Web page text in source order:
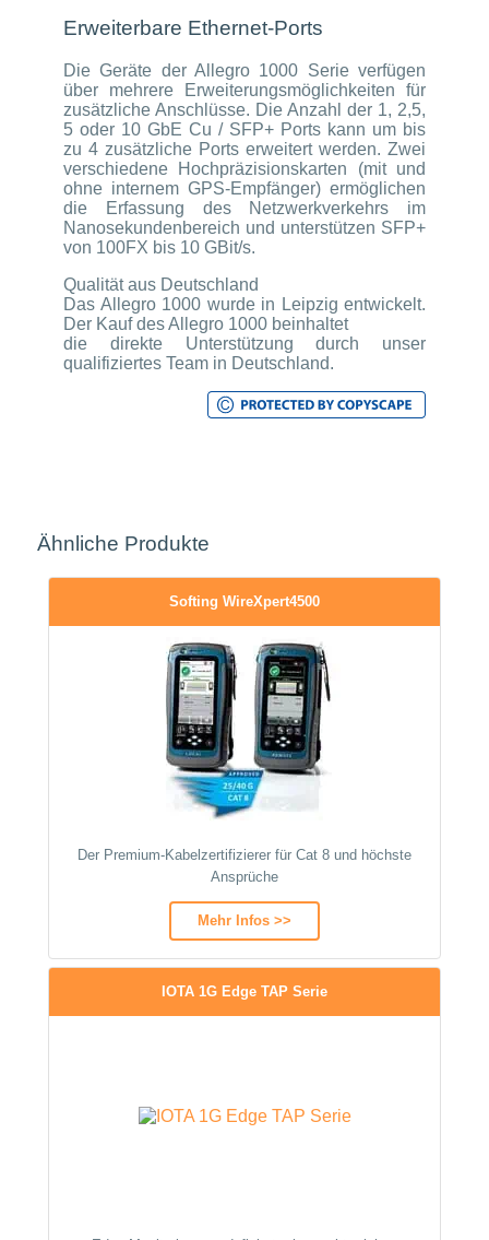
Erweiterbare Ethernet-Ports
Die Geräte der Allegro 1000 Serie verfügen
über mehrere Erweiterungsmöglichkeiten für
zusätzliche Anschlüsse. Die Anzahl der 1, 2,5,
5 oder 10 GbE Cu / SFP+ Ports kann um bis
zu 4 zusätzliche Ports erweitert werden. Zwei
verschiedene Hochpräzisionskarten (mit und
ohne internem GPS-Empfänger) ermöglichen
die Erfassung des Netzwerkverkehrs im
Nanosekundenbereich und unterstützen SFP+
von 100FX bis 10 GBit/s.
Qualität aus Deutschland
Das Allegro 1000 wurde in Leipzig entwickelt.
Der Kauf des Allegro 1000 beinhaltet
die direkte Unterstützung durch unser
qualifiziertes Team in Deutschland.
Ähnliche Produkte
Softing WireXpert4500
Der Premium-Kabelzertifizierer für Cat 8 und höchste
Ansprüche
Mehr Infos >>
IOTA 1G Edge TAP Serie